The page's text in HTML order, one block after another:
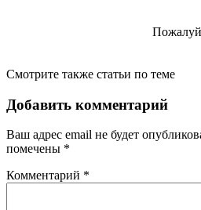
Смотрите также статьи по теме
Добавить комментарий
Ваш адрес email не будет
помечены *
Комментарий *